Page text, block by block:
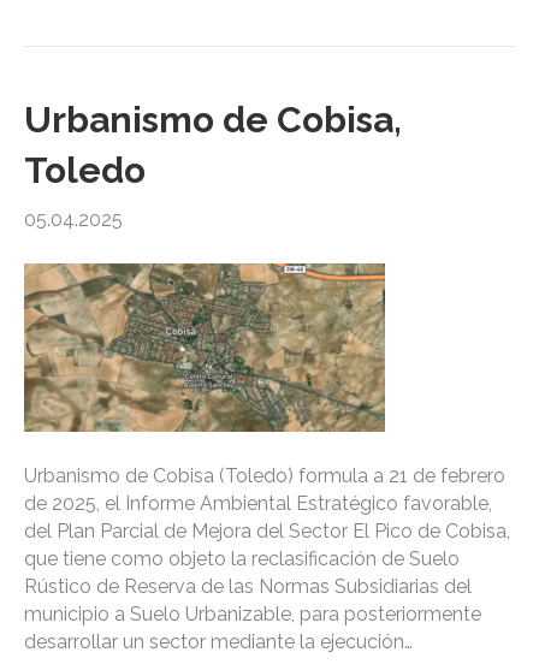
Urbanismo de Cobisa,
Toledo
05.04.2025
Urbanismo de Cobisa (Toledo) formula a 21 de febrero
de 2025, el Informe Ambiental Estratégico favorable,
del Plan Parcial de Mejora del Sector El Pico de Cobisa,
que tiene como objeto la reclasificación de Suelo
Rústico de Reserva de las Normas Subsidiarias del
municipio a Suelo Urbanizable, para posteriormente
desarrollar un sector mediante la ejecución…